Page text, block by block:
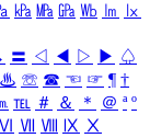
㎪ ㎫ ㎬ ㏝ ㏐
㏓
〓 ◁ ◀ ▷ ▶ ♤
♨ ☏ ☎ ☜ ☞ ¶ †
℡ ＃ ＆ ＊ ＠ ª º
Ⅵ Ⅶ Ⅷ Ⅸ Ⅹ